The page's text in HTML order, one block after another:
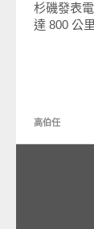
杉磯發表
達 800 公里
高伯任